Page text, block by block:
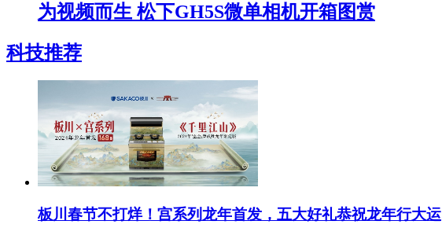
为视频而生 松下GH5S微单相机开箱图赏
科技推荐
板川春节不打烊！宫系列龙年首发，五大好礼恭祝龙年行大运